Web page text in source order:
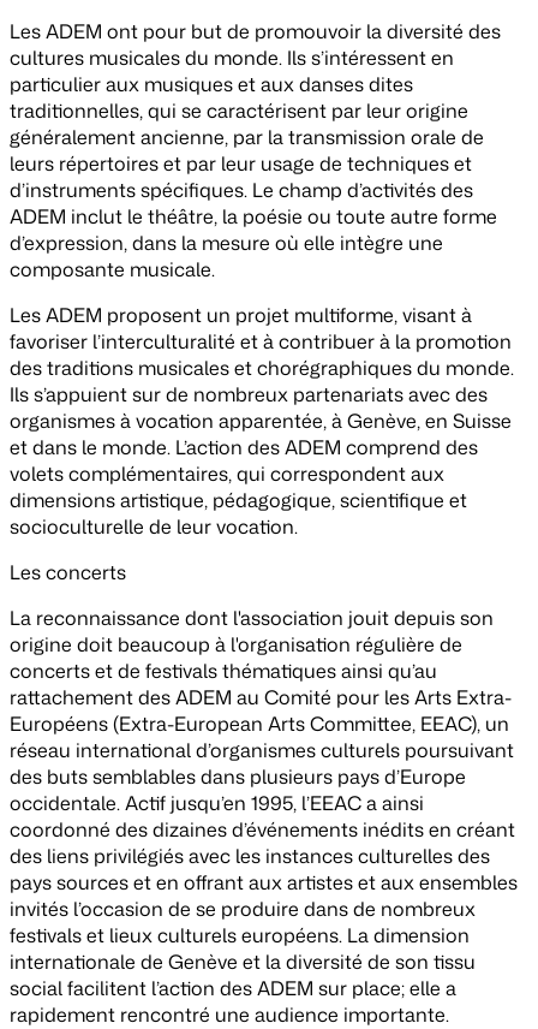
Les ADEM ont pour but de promouvoir la diversité des
cultures musicales du monde. Ils s’intéressent en
particulier aux musiques et aux danses dites
traditionnelles, qui se caractérisent par leur origine
généralement ancienne, par la transmission orale de
leurs répertoires et par leur usage de techniques et
d’instruments spécifiques. Le champ d’activités des
ADEM inclut le théâtre, la poésie ou toute autre forme
d’expression, dans la mesure où elle intègre une
composante musicale.
Les ADEM proposent un projet multiforme, visant à
favoriser l’interculturalité et à contribuer à la promotion
des traditions musicales et chorégraphiques du monde.
Ils s’appuient sur de nombreux partenariats avec des
organismes à vocation apparentée, à Genève, en Suisse
et dans le monde. L’action des ADEM comprend des
volets complémentaires, qui correspondent aux
dimensions artistique, pédagogique, scientifique et
socioculturelle de leur vocation.
Les concerts
La reconnaissance dont l'association jouit depuis son
origine doit beaucoup à l'organisation régulière de
concerts et de festivals thématiques ainsi qu’au
rattachement des ADEM au Comité pour les Arts Extra-
Européens (Extra-European Arts Committee, EEAC), un
réseau international d’organismes culturels poursuivant
des buts semblables dans plusieurs pays d’Europe
occidentale. Actif jusqu’en 1995, l’EEAC a ainsi
coordonné des dizaines d’événements inédits en créant
des liens privilégiés avec les instances culturelles des
pays sources et en offrant aux artistes et aux ensembles
invités l’occasion de se produire dans de nombreux
festivals et lieux culturels européens. La dimension
internationale de Genève et la diversité de son tissu
social facilitent l’action des ADEM sur place; elle a
rapidement rencontré une audience importante.